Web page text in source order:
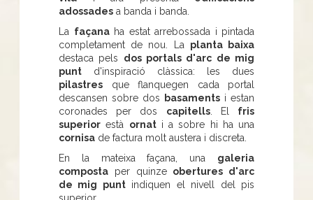
adossades a banda i banda.
La façanaha estat arrebossada i pintada
completament de nou. La planta baixa
destaca pels dos portals d'arc de mig
punt d'inspiració clàssica: les dues
pilastres que flanquegen cada portal
descansen sobre dos
basaments i estan
coronades per dos capitells. El fris
superior està ornati a sobre hi ha una
cornisa de factura molt austera i discreta.
En la mateixa façana, una galeria
composta per quinze obertures d'arc
de mig puntindiquen el nivell del pis
superior.